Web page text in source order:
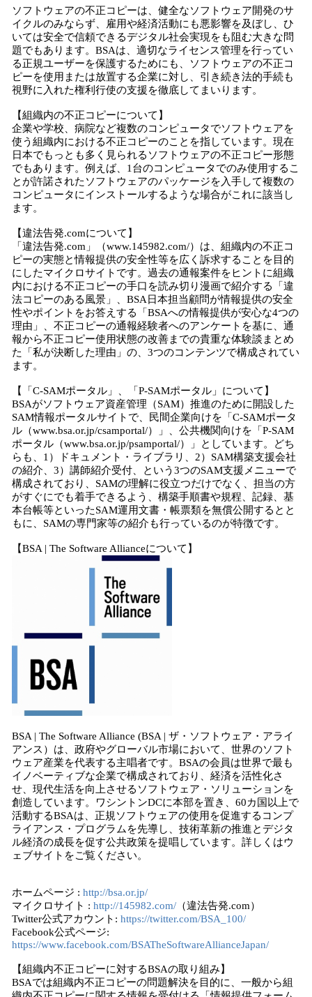
ソフトウェアの不正コピーは、健全なソフトウェア開発のサ
イクルのみならず、雇用や経済活動にも悪影響を及ぼし、ひ
いては安全で信頼できるデジタル社会実現をも阻む大きな問
題でもあります。BSAは、適切なライセンス管理を行ってい
る正規ユーザーを保護するためにも、ソフトウェアの不正コ
ピーを使用または放置する企業に対し、引き続き法的手続も
視野に入れた権利行使の支援を徹底してまいります。
【組織内の不正コピーについて】
企業や学校、病院など複数のコンピュータでソフトウェアを
使う組織内における不正コピーのことを指しています。現在
日本でもっとも多く見られるソフトウェアの不正コピー形態
でもあります。例えば、1台のコンピュータでのみ使用するこ
とが許諾されたソフトウェアのパッケージを入手して複数の
コンピュータにインストールするような場合がこれに該当し
ます。
【違法告発.comについて】
「違法告発.com」（www.145982.com/）は、組織内の不正コ
ピーの実態と情報提供の安全性等を広く訴求することを目的
にしたマイクロサイトです。過去の通報案件をヒントに組織
内における不正コピーの手口を読み切り漫画で紹介する「違
法コピーのある風景」、BSA日本担当顧問が情報提供の安全
性やポイントをお答えする「BSAへの情報提供が安心な4つの
理由」、不正コピーの通報経験者へのアンケートを基に、通
報から不正コピー使用状態の改善までの貴重な体験談まとめ
た「私が決断した理由」の、3つのコンテンツで構成されてい
ます。
【「C-SAMポータル」、「P-SAMポータル」について】
BSAがソフトウェア資産管理（SAM）推進のために開設した
SAM情報ポータルサイトで、民間企業向けを「C-SAMポータ
ル（www.bsa.or.jp/csamportal/）」、公共機関向けを「P-SAM
ポータル（www.bsa.or.jp/psamportal/）」としています。どち
らも、1）ドキュメント・ライブラリ、2）SAM構築支援会社
の紹介、3）講師紹介受付、という3つのSAM支援メニューで
構成されており、SAMの理解に役立つだけでなく、担当の方
がすぐにでも着手できるよう、構築手順書や規程、記録、基
本台帳等といったSAM運用文書・帳票類を無償公開するとと
もに、SAMの専門家等の紹介も行っているのが特徴です。
【BSA | The Software Allianceについて】
BSA | The Software Alliance (BSA | ザ・ソフトウェア・アライ
アンス）は、政府やグローバル市場において、世界のソフト
ウェア産業を代表する主唱者です。BSAの会員は世界で最も
イノベーティブな企業で構成されており、経済を活性化さ
せ、現代生活を向上させるソフトウェア・ソリューションを
創造しています。ワシントンDCに本部を置き、60カ国以上で
活動するBSAは、正規ソフトウェアの使用を促進するコンプ
ライアンス・プログラムを先導し、技術革新の推進とデジタ
ル経済の成長を促す公共政策を提唱しています。詳しくはウ
ェブサイトをご覧ください。
ホームページ : http://bsa.or.jp/
マイクロサイト : http://145982.com/ （違法告発.com）
Twitter公式アカウント: https://twitter.com/BSA_100/
Facebook公式ページ:
https://www.facebook.com/BSATheSoftwareAllianceJapan/
【組織内不正コピーに対するBSAの取り組み】
BSAでは組織内不正コピーの問題解決を目的に、一般から組